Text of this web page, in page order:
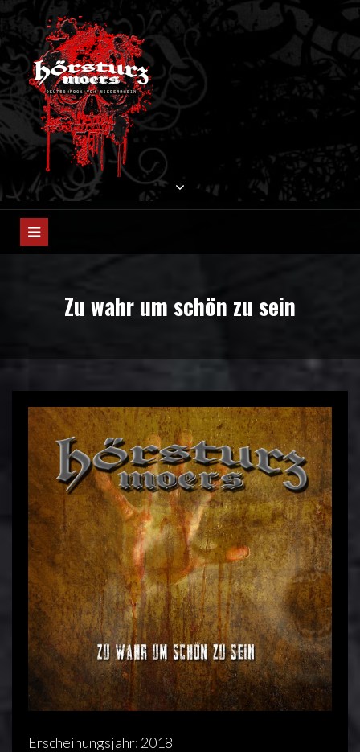
Skip
to
content
HÖRSTURZ MOERS
Deutschrock vom Niederrhein
Zu wahr um schön zu sein
Erscheinungsjahr: 2018